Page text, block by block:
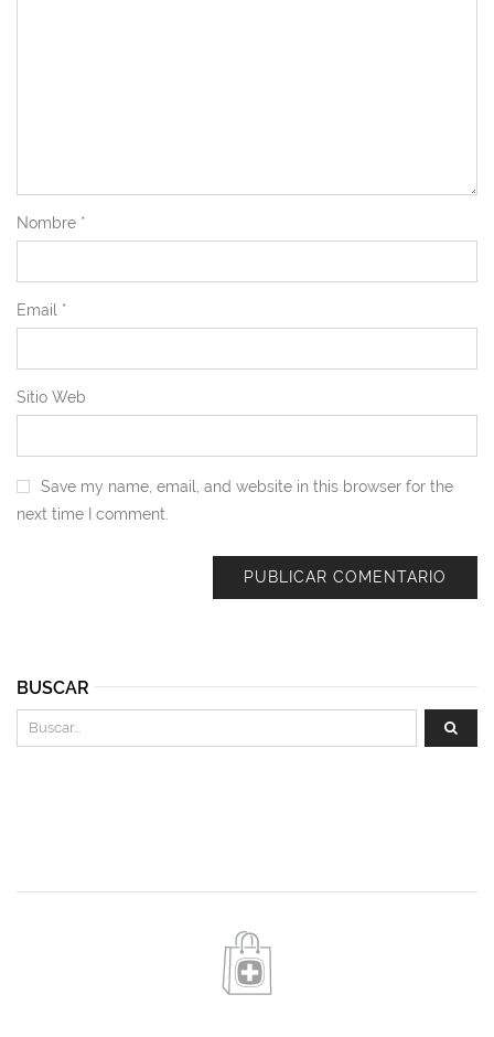
Nombre *
Email *
Sitio Web
Save my name, email, and website in this browser for the
next time I comment.
BUSCAR